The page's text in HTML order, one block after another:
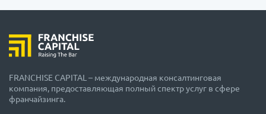
FRANCHISE CAPITAL – международная консалтинговая
компания, предоставляющая полный спектр услуг в сфере
франчайзинга.